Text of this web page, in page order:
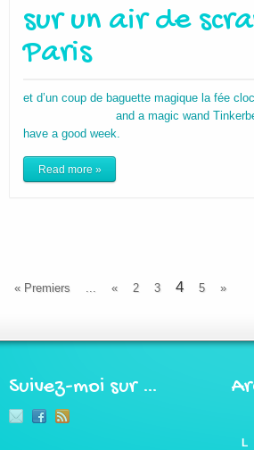
sur un air de
Paris
et d’un coup de baguette magique la fée
and a magic wand Tinkerbell
have a
Read more »
« Premiers « 2 3 4 5 »
Suivez-moi sur …
L